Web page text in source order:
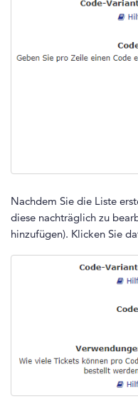
Nachdem Sie die Liste
diese nachträglich zu
hinzufügen). Klicken Sie